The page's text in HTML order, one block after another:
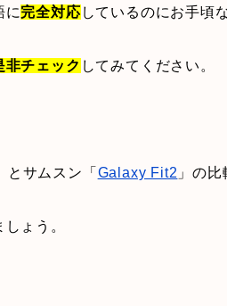
に完全対応 しているのにお手頃
非チェック してみてください。
とサムスン「 Galaxy Fit2 」の比
ょう。